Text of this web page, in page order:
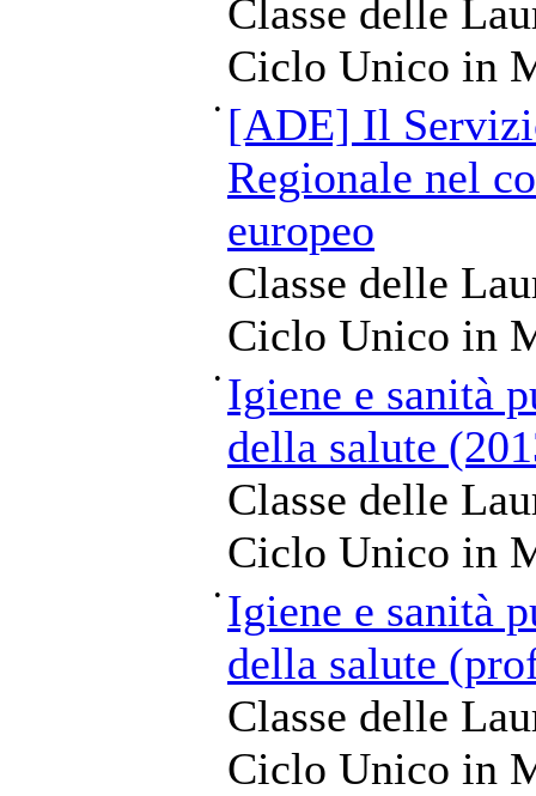
Classe delle
Ciclo Unico in
• [ADE] Il
Regionale nel
europeo
Classe delle
Ciclo Unico in
• Igiene e sanità
della salute
Classe delle
Ciclo Unico in
• Igiene e sanità
della salute
Classe delle
Ciclo Unico in